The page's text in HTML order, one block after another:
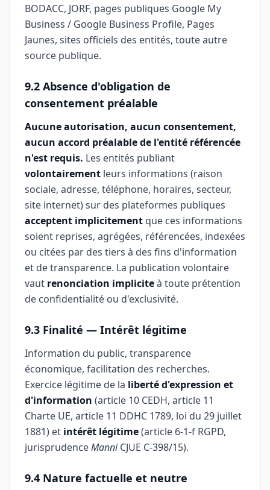
BODACC, JORF, pages publiques Google My
Business / Google Business Profile, Pages
Jaunes, sites officiels des entités, toute autre
source publique.
9.2 Absence d'obligation de
consentement préalable
Aucune autorisation, aucun consentement,
aucun accord préalable de l'entité référencée
n'est requis. Les entités publiant
volontairement leurs informations (raison
sociale, adresse, téléphone, horaires, secteur,
site internet) sur des plateformes publiques
acceptent implicitement que ces informations
soient reprises, agrégées, référencées, indexées
ou citées par des tiers à des fins d'information
et de transparence. La publication volontaire
vaut renonciation impliciteà toute prétention
de confidentialité ou d'exclusivité.
9.3 Finalité — Intérêt légitime
Information du public, transparence
économique, facilitation des recherches.
Exercice légitime de la liberté d'expression et
d'information (article 10 CEDH, article 11
Charte UE, article 11 DDHC 1789, loi du 29 juillet
1881) et intérêt légitime(article 6-1-f RGPD,
jurisprudenceManniCJUE C-398/15).
9.4 Nature factuelle et neutre